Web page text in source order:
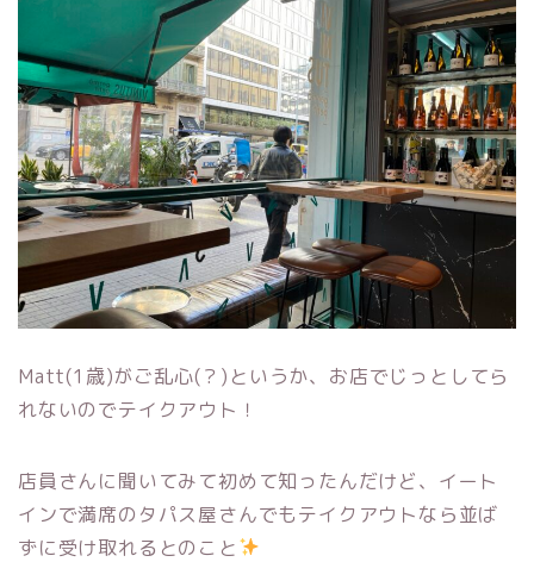
Matt(1歳)がご乱心(？)というか、お店でじっとしてら
れないのでテイクアウト！
店員さんに聞いてみて初めて知ったんだけど、イート
インで満席のタパス屋さんでもテイクアウトなら並ば
ずに受け取れるとのこと